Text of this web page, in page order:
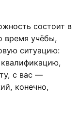
состоит в
время учёбы,
ситуацию:
с вас —
конечно,